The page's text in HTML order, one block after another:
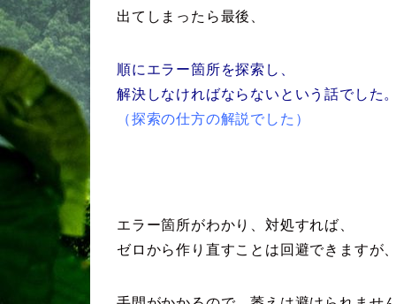
出てしまったら最後、
順にエラー箇所を探索し、
解決しなければならないという話でした
（探索の仕方の解説でした）
エラー箇所がわかり、対処すれば、
ゼロから作り直すことは回避できますが